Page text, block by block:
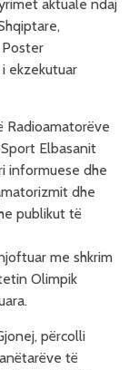
aktuale ndaj
ekzekutuar
Radioamatorëve
Elbasanit
informuese dhe
dhe
publikut të
me shkrim
Olimpik
përcolli
të